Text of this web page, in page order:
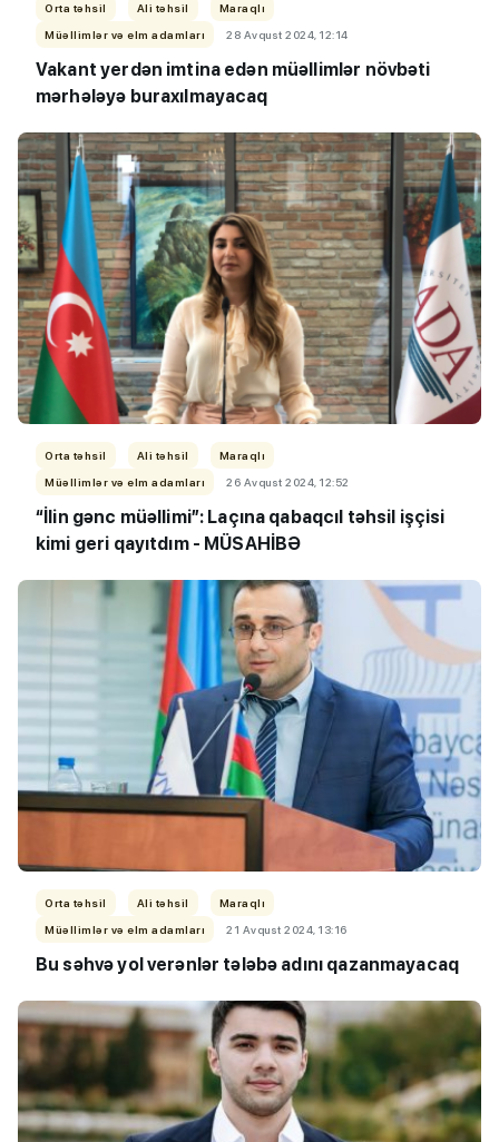
Orta təhsil Ali təhsil
Maraqlı
Müəllimlər və elm adamları
28 Avqust 2024, 12:14
Vakant yerdən imtina edən müəllimlər növbəti
mərhələyə buraxılmayacaq
Orta təhsil Ali təhsil
Maraqlı
Müəllimlər və elm adamları
26 Avqust 2024, 12:52
“İlin gənc müəllimi”: Laçına qabaqcıl təhsil işçisi
kimi geri qayıtdım - MÜSAHİBƏ
Orta təhsil Ali təhsil
Maraqlı
Müəllimlər və elm adamları
21 Avqust 2024, 13:16
Bu səhvə yol verənlər tələbə adını qazanmayacaq